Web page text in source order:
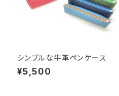
シンプルな牛革ペンケース
¥5,500